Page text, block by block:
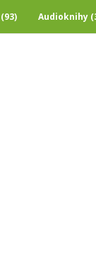
Audioknihy